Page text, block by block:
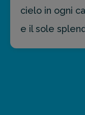
cielo in ogni
e il sole